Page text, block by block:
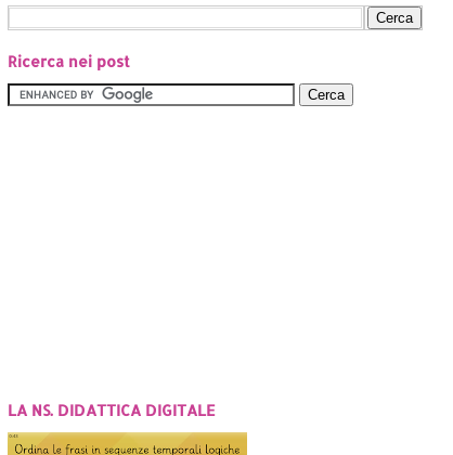
Ricerca nei post
LA NS. DIDATTICA DIGITALE